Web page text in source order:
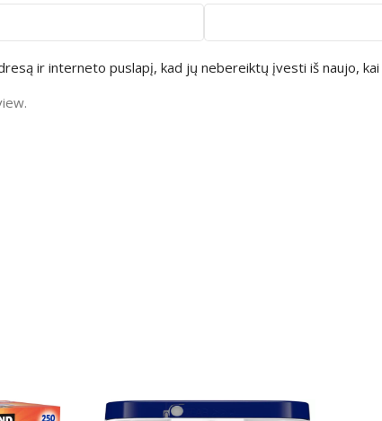
ir interneto puslapį, kad jų nebereiktų įvesti iš naujo,